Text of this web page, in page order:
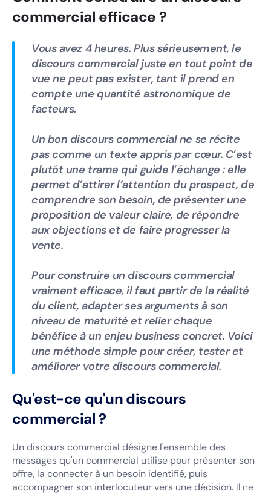
commercial efficace ?
Vous avez 4 heures. Plus sérieusement, le
discours commercial juste en tout point de
vue ne peut pas exister, tant il prend en
compte une quantité astronomique de
facteurs.
Un bon discours commercial ne se récite
pas comme un texte appris par cœur. C’est
plutôt une trame qui guide l’échange : elle
permet d’attirer l’attention du prospect, de
comprendre son besoin, de présenter une
proposition de valeur claire, de répondre
aux objections et de faire progresser la
vente.
Pour construire un discours commercial
vraiment efficace, il faut partir de la réalité
du client, adapter ses arguments à son
niveau de maturité et relier chaque
bénéfice à un enjeu business concret. Voici
une méthode simple pour créer, tester et
améliorer votre discours commercial.
Qu'est-ce qu'un discours
commercial ?
Un discours commercial désigne l'ensemble des
messages qu'un commercial utilise pour présenter son
offre, la connecter à un besoin identifié, puis
accompagner son interlocuteur vers une décision. Il ne